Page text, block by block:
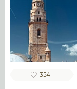
354